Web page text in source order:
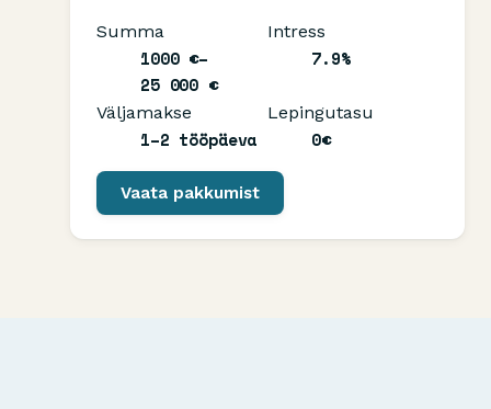
Summa
1000 €–
25 000 €
Intress
7.9%
Väljamakse
1–2 tööpäeva
Lepingutasu
0€
Vaata pakkumist